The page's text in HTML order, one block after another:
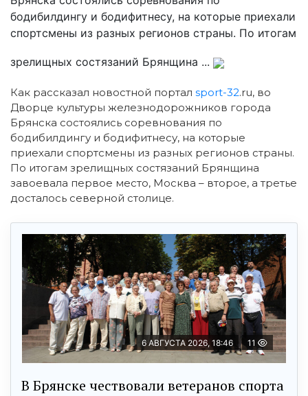
бодибилдингу и бодифитнесу, на которые приехали
спортсмены из разных регионов страны. По итогам
зрелищных состязаний Брянщина ...
Как рассказал новостной портал sport-32.ru, во
Дворце культуры железнодорожников города
Брянска состоялись соревнования по
бодибилдингу и бодифитнесу, на которые
приехали спортсмены из разных регионов страны.
По итогам зрелищных состязаний Брянщина
завоевала первое место, Москва – второе, а третье
досталось северной столице.
6 АВГУСТА 2026, 18:46 11
В Брянске чествовали ветеранов спорта